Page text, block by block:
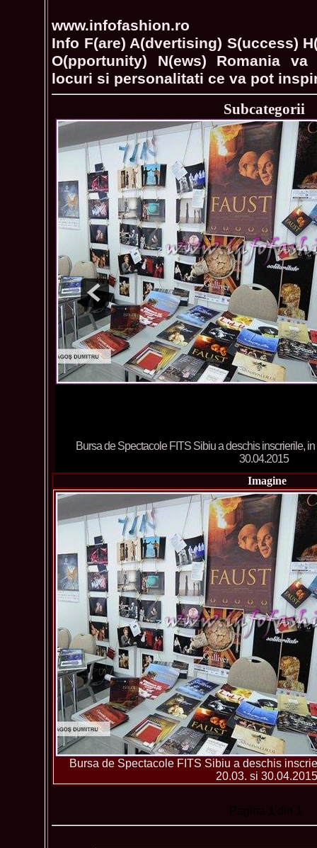
www.infofashion.ro
Info F(are) A(dvertising) S(uccess)
O(pportunity) N(ews) Romania
locuri si personalitati ce va pot
Subcategorii
Bursa de Spectacole FITS Sibiu a deschis inscrierile,
30.04.2015
Imagine
Bursa de Spectacole FITS Sibiu a deschis
20.03. si 30.04.2015